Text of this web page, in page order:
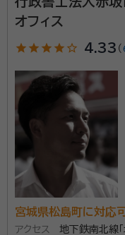
事務所」を開業
面談の感想
無料面談をしました。初め
優しい雰囲気で、説明もわ
そのまま依頼を決めました。
契約後の感想
依頼後もちょっとした質問
専門家とのやり取りは電
できるので助かりました。
こんにちは、「まさ
オフィス
star star star star star_outline 4.33 （
宮城県松島町に対応
アクセス
地下鉄南北線